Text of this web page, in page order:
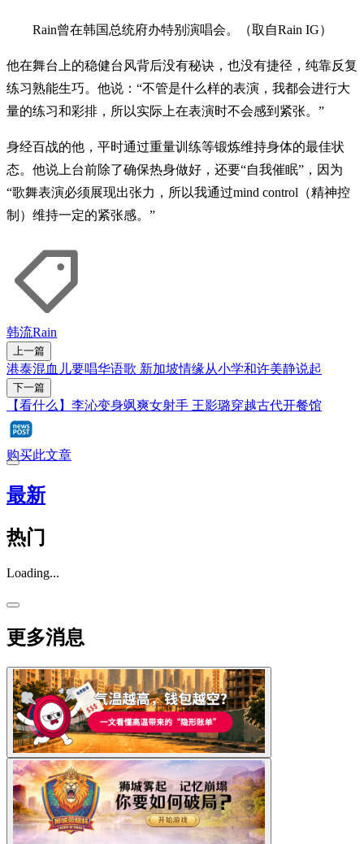
Rain曾在韩国总统府办特别演唱会。（取自Rain IG）
他在舞台上的稳健台风背后没有秘诀，也没有捷径，纯靠反复
练习熟能生巧。他说：“不管是什么样的表演，我都会进行大
量的练习和彩排，所以实际上在表演时不会感到紧张。”
身经百战的他，平时通过重量训练等锻炼维持身体的最佳状
态。他说上台前除了确保热身做好，还要“自我催眠”，因为
“歌舞表演必须展现出张力，所以我通过mind control（精神控
制）维持一定的紧张感。”
韩流Rain
上一篇
港泰混血儿要唱华语歌 新加坡情缘从小学和许美静说起
下一篇
【看什么】李沁变身飒爽女射手 王影璐穿越古代开餐馆
购买此文章
最新
热门
Loading...
更多消息